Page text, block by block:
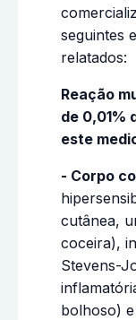
seguintes
relatados:
Reação
de 0,01%
este
- Corpo
cutânea,
coceira),
Stevens-
bolhoso)